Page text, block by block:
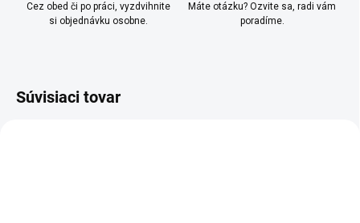
Cez obed či po práci, vyzdvihnite
si objednávku osobne.
Máte otázku? Ozvite sa, radi vám
poradíme.
Súvisiaci tovar